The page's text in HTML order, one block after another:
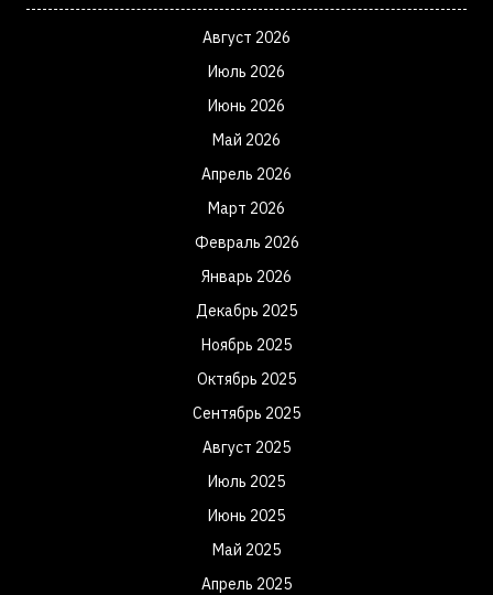
Август 2026
Июль 2026
Июнь 2026
Май 2026
Апрель 2026
Март 2026
Февраль 2026
Январь 2026
Декабрь 2025
Ноябрь 2025
Октябрь 2025
Сентябрь 2025
Август 2025
Июль 2025
Июнь 2025
Май 2025
Апрель 2025